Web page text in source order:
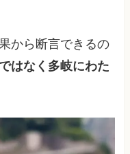
から断言できるの
はなく多岐にわた